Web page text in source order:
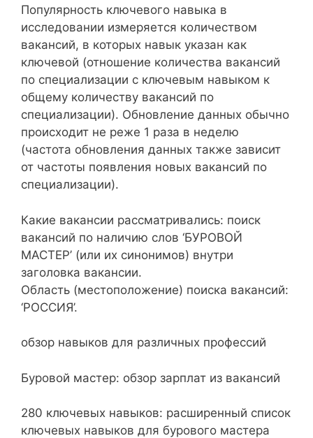
Популярность ключевого навыка в
исследовании измеряется количеством
вакансий, в которых навык указан как
ключевой (отношение количества вакансий
по специализации с ключевым навыком к
общему количеству вакансий по
специализации). Обновление данных обычно
происходит не реже 1 раза в неделю
(частота обновления данных также зависит
от частоты появления новых вакансий по
специализации).
Какие вакансии рассматривались: поиск
вакансий по наличию слов ‘БУРОВОЙ
МАСТЕР’ (или их синонимов) внутри
заголовка вакансии.
Область (местоположение) поиска вакансий:
‘РОССИЯ’.
обзор навыков для различных профессий
Буровой мастер: обзор зарплат из вакансий
280 ключевых навыков: расширенный список
ключевых навыков для бурового мастера